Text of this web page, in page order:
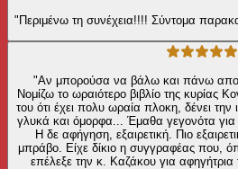
"Περιμένω τη συνέχεια!!!! Σύντομα
"Αν μπορούσα να βάλω και πάνω απο
Νομίζω το ωραιότερο βιβλίο της κυρίας
του ότι έχει πολυ ωραία πλοκη, δένει την
γλυκά και όμορφα... Έμαθα γεγονότα για
Η δε αφήγηση, εξαιρετική. Πιο
μπράβο. Είχε δίκιο η συγγραφέας που,
επέλεξε την κ. Καζάκου για